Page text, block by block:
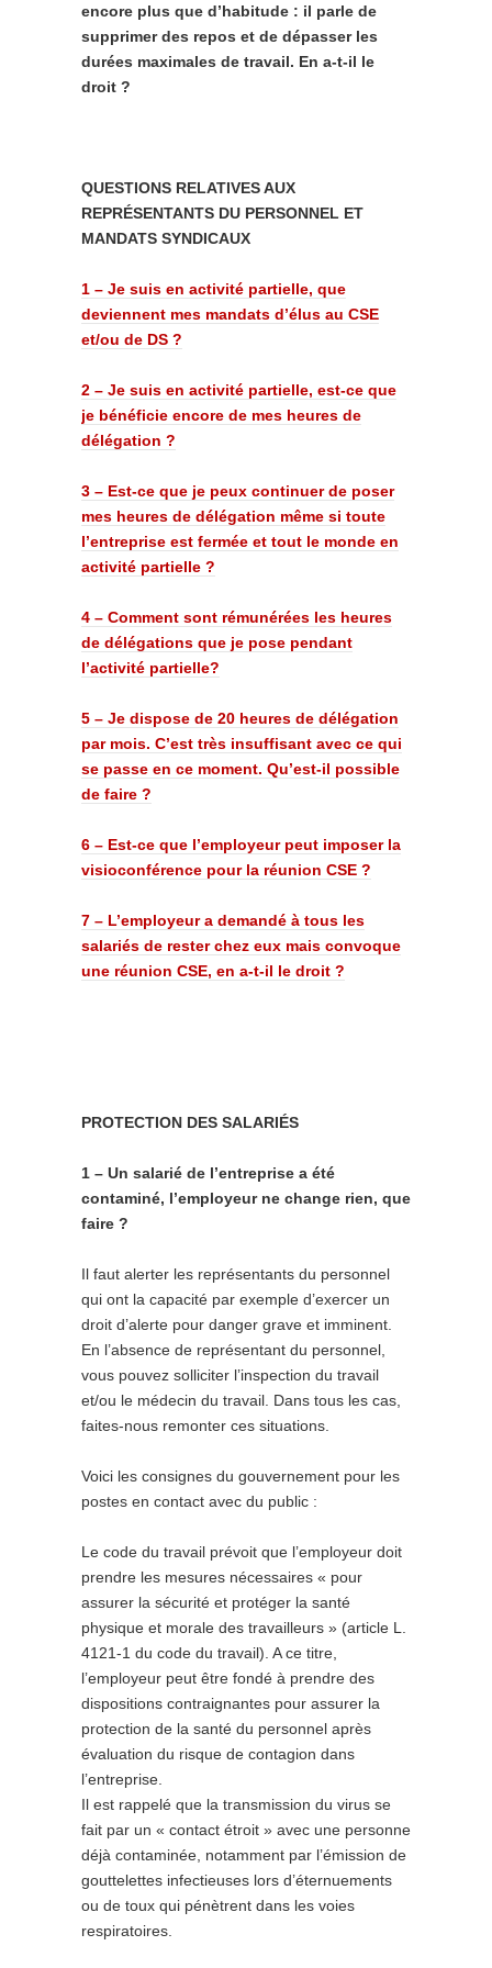
encore plus que d’habitude : il parle de
supprimer des repos et de dépasser les
durées maximales de travail. En a-t-il le
droit ?
QUESTIONS RELATIVES AUX
REPRÉSENTANTS DU PERSONNEL ET
MANDATS SYNDICAUX
1 – Je suis en activité partielle, que
deviennent mes mandats d’élus au CSE
et/ou de DS ?
2 – Je suis en activité partielle, est-ce que
je bénéficie encore de mes heures de
délégation ?
3 – Est-ce que je peux continuer de poser
mes heures de délégation même si toute
l’entreprise est fermée et tout le monde en
activité partielle ?
4 – Comment sont rémunérées les heures
de délégations que je pose pendant
l’activité partielle?
5 – Je dispose de 20 heures de délégation
par mois. C’est très insuffisant avec ce qui
se passe en ce moment. Qu’est-il possible
de faire ?
6 – Est-ce que l’employeur peut imposer la
visioconférence pour la réunion CSE ?
7 – L’employeur a demandé à tous les
salariés de rester chez eux mais convoque
une réunion CSE, en a-t-il le droit ?
PROTECTION DES SALARIÉS
1 – Un salarié de l’entreprise a été
contaminé, l’employeur ne change rien, que
faire ?
Il faut alerter les représentants du personnel
qui ont la capacité par exemple d’exercer un
droit d’alerte pour danger grave et imminent.
En l’absence de représentant du personnel,
vous pouvez solliciter l’inspection du travail
et/ou le médecin du travail. Dans tous les cas,
faites-nous remonter ces situations.
Voici les consignes du gouvernement pour les
postes en contact avec du public :
Le code du travail prévoit que l’employeur doit
prendre les mesures nécessaires « pour
assurer la sécurité et protéger la santé
physique et morale des travailleurs » (article L.
4121-1 du code du travail). A ce titre,
l’employeur peut être fondé à prendre des
dispositions contraignantes pour assurer la
protection de la santé du personnel après
évaluation du risque de contagion dans
l’entreprise.
Il est rappelé que la transmission du virus se
fait par un « contact étroit » avec une personne
déjà contaminée, notamment par l’émission de
gouttelettes infectieuses lors d’éternuements
ou de toux qui pénètrent dans les voies
respiratoires.